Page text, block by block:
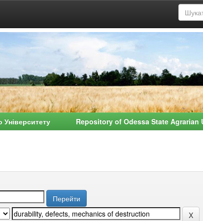
Університету Repository of Odessa State